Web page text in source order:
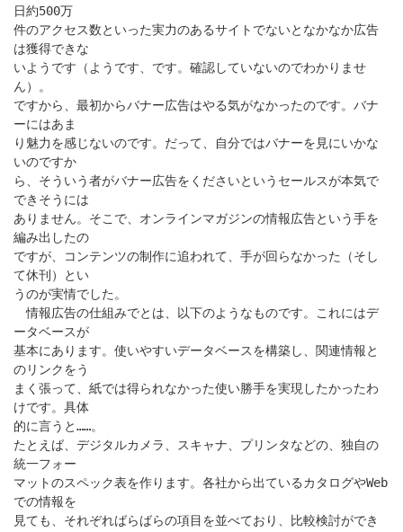
日約500万
件のアクセス数といった実力のあるサイトでないとなかなか広告
は獲得できな
いようです（ようです、です。確認していないのでわかりませ
ん）。
ですから、最初からバナー広告はやる気がなかったのです。バナ
ーにはあま
り魅力を感じないのです。だって、自分ではバナーを見にいかな
いのですか
ら、そういう者がバナー広告をくださいというセールスが本気で
できそうには
ありません。そこで、オンラインマガジンの情報広告という手を
編み出したの
ですが、コンテンツの制作に追われて、手が回らなかった（そし
て休刊）とい
うのが実情でした。
情報広告の仕組みでとは、以下のようなものです。これにはデ
ータベースが
基本にあります。使いやすいデータベースを構築し、関連情報と
のリンクをう
まく張って、紙では得られなかった使い勝手を実現したかったわ
けです。具体
的に言うと……。
たとえば、デジタルカメラ、スキャナ、プリンタなどの、独自の
統一フォー
マットのスペック表を作ります。各社から出ているカタログやWeb
での情報を
見ても、それぞればらばらの項目を並べており、比較検討ができ